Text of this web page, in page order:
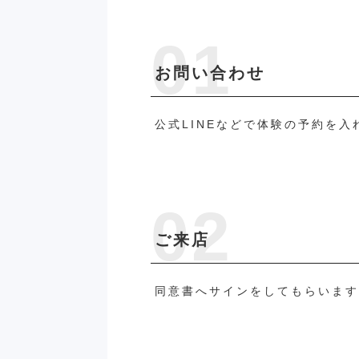
お問い合わせ
公式LINEなどで体験の予約を入
ご来店
同意書へサインをしてもらいます